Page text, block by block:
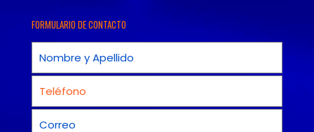
FORMULARIO DE CONTACTO